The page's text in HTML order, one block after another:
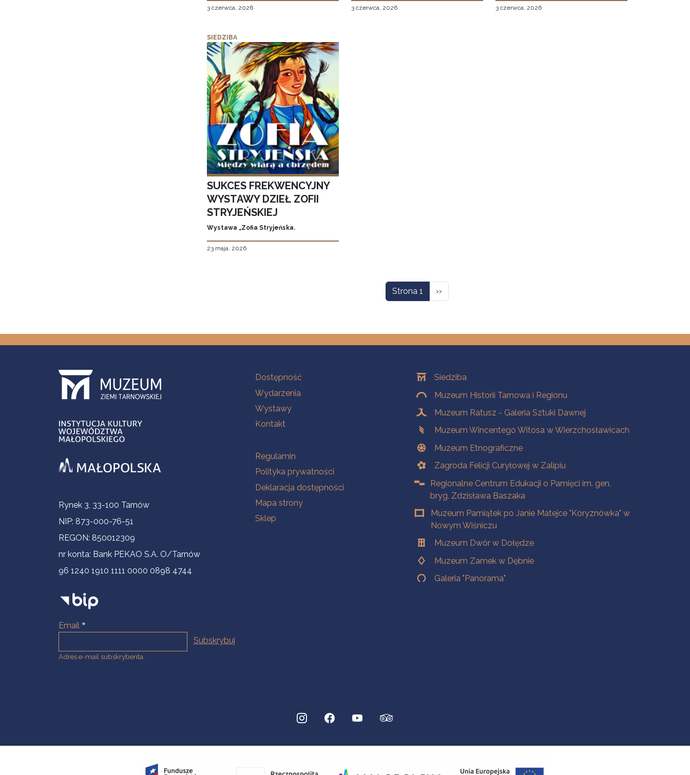
3 czerwca, 2026 3 czerwca, 2026 3 czerwca, 2026
SIEDZIBA
SUKCES FREKWENCYJNY
WYSTAWY DZIEŁ ZOFII
STRYJEŃSKIEJ
Wystawa „Zofia Stryjeńska.
23 maja, 2026
Strona 1 Następna strona
››
Informacje kontaktowe
Rynek 3, 33-100 Tarnów
NIP: 873-000-76-51
REGON: 850012309
nr konta: Bank PEKAO S.A. O/Tarnów
96 1240 1910 1111 0000 0898 4744
Email
Adres e-mail subskrybenta.
Na skróty
Dostępność
Wydarzenia
Wystawy
Kontakt
Na skróty
Regulamin
Polityka prywatności
Deklaracja dostępności
Mapa strony
Sklep
OddziałySiedziba
Muzeum Historii Tarnowa i Regionu
Muzeum Ratusz - Galeria Sztuki Dawnej
Muzeum Wincentego Witosa w Wierzchosławicach
Muzeum Etnograficzne
Zagroda Felicji Curyłowej w Zalipiu
Regionalne Centrum Edukacji o Pamięci im. gen.
bryg. Zdzisława Baszaka
Muzeum Pamiątek po Janie Matejce "Koryznówka" w
Nowym Wiśniczu
Muzeum Dwór w Dołędze
Muzeum Zamek w Dębnie
Galeria "Panorama"